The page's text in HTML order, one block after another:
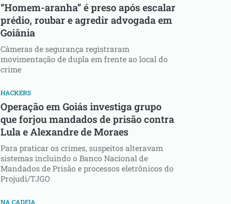
“Homem-aranha” é preso após escalar
prédio, roubar e agredir advogada em
Goiânia
Câmeras de segurança registraram
movimentação de dupla em frente ao local do
crime
HACKERS
Operação em Goiás investiga grupo
que forjou mandados de prisão contra
Lula e Alexandre de Moraes
Para praticar os crimes, suspeitos alteravam
sistemas incluindo o Banco Nacional de
Mandados de Prisão e processos eletrônicos do
Projudi/TJGO
NA CADEIA